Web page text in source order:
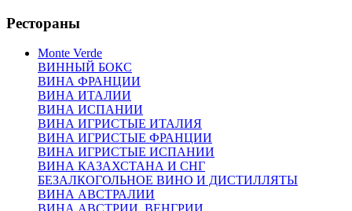
Рестораны
Monte Verde
ВИННЫЙ БОКС
ВИНА ФРАНЦИИ
ВИНА ИТАЛИИ
ВИНА ИСПАНИИ
ВИНА ИГРИСТЫЕ ИТАЛИЯ
ВИНА ИГРИСТЫЕ ФРАНЦИИ
ВИНА ИГРИСТЫЕ ИСПАНИИ
ВИНА КАЗАХСТАНА И СНГ
БЕЗАЛКОГОЛЬНОЕ ВИНО И ДИСТИЛЛЯТЫ
ВИНА АВСТРАЛИИ